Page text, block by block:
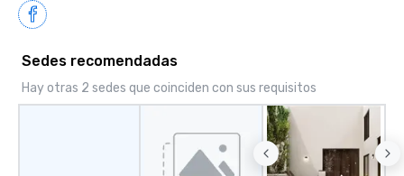
Sedes recomendadas
Hay otras 2 sedes que coinciden con sus requisitos